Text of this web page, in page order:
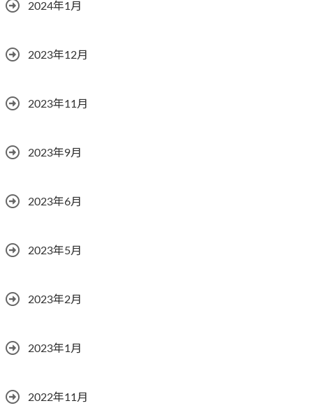
2024年1月
2023年12月
2023年11月
2023年9月
2023年6月
2023年5月
2023年2月
2023年1月
2022年11月